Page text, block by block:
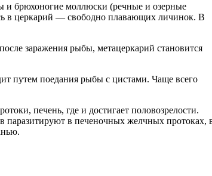
и брюхоногие моллюски (речные и озерные
в церкарий ― свободно плавающих личинок. В
заражения рыбы, метацеркарий становится
путем поедания рыбы с цистами. Чаще всего
печень, где и достигает половозрелости.
паразитируют в печеночных желчных протоках,